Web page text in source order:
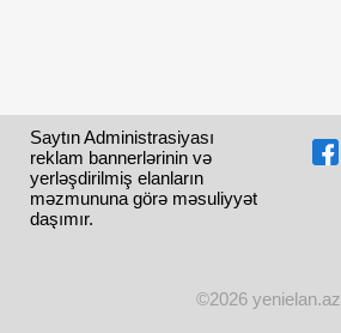
Saytın Administrasiyası
reklam bannerlərinin və
yerləşdirilmiş elanların
məzmununa görə məsuliyyət
daşımır.
©2026 yenielan.az